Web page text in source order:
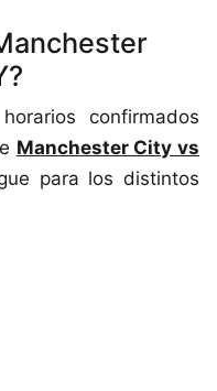
confirmados
Manchester City vs
para los distintos